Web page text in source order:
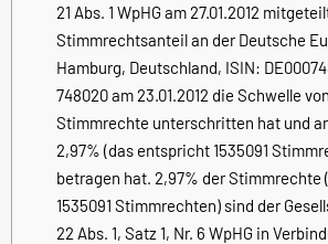
21 Abs. 1 WpHG am 27.01.2012
Stimmrechtsanteil an der Deutsche
Hamburg, Deutschland, ISIN:
748020 am 23.01.2012 die Schwelle
Stimmrechte unterschritten hat und
2,97% (das entspricht 1535091
betragen hat. 2,97% der Stimmrechte
1535091 Stimmrechten) sind der
22 Abs. 1, Satz 1, Nr. 6 WpHG in